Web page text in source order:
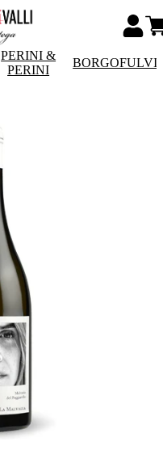
PERINI &
PERINI